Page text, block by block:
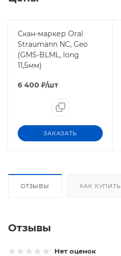
Скан-маркер Oral
Straumann NC, Geo
(GMS-BLML, long
11,5мм)
6 400 ₽/шт
ЗАКАЗАТЬ
ОТЗЫВЫ КАК КУПИТЬ
Отзывы
Нет оценок